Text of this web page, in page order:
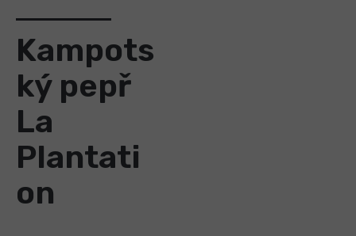
Kampots
ký pepř
La
Plantati
on